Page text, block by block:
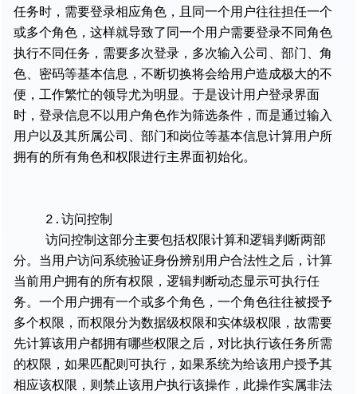
任务时，需要登录相应角色，且同一个用户往往担任一个
或多个角色，这样就导致了同一个用户需要登录不同角色
执行不同任务，需要多次登录，多次输入公司、部门、角
色、密码等基本信息，不断切换将会给用户造成极大的不
便，工作繁忙的领导尤为明显。于是设计用户登录界面
时，登录信息不以用户角色作为筛选条件，而是通过输入
用户以及其所属公司、部门和岗位等基本信息计算用户所
拥有的所有角色和权限进行主界面初始化。
2.访问控制
访问控制这部分主要包括权限计算和逻辑判断两部
分。当用户访问系统验证身份辨别用户合法性之后，计算
当前用户拥有的所有权限，逻辑判断动态显示可执行任
务。一个用户拥有一个或多个角色，一个角色往往被授予
多个权限，而权限分为数据级权限和实体级权限，故需要
先计算该用户都拥有哪些权限之后，对比执行该任务所需
的权限，如果匹配则可执行，如果系统为给该用户授予其
相应该权限，则禁止该用户执行该操作，此操作实属非法